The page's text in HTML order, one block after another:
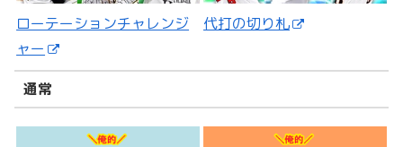
ローテーションチャレンジ
ャー
代打の切り札
通常